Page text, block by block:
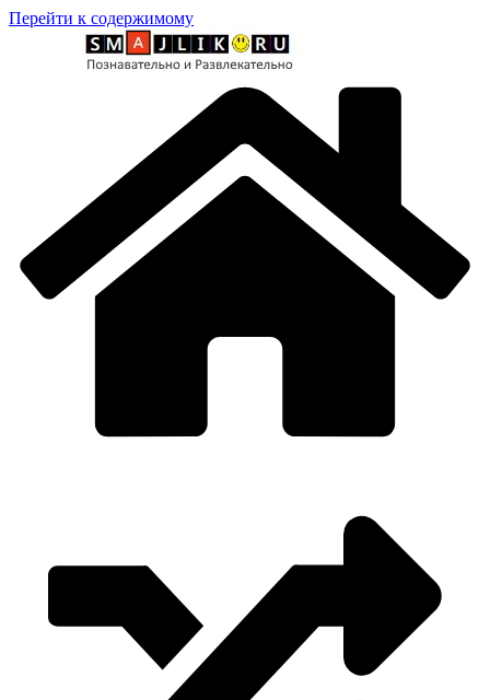
Перейти к содержимому